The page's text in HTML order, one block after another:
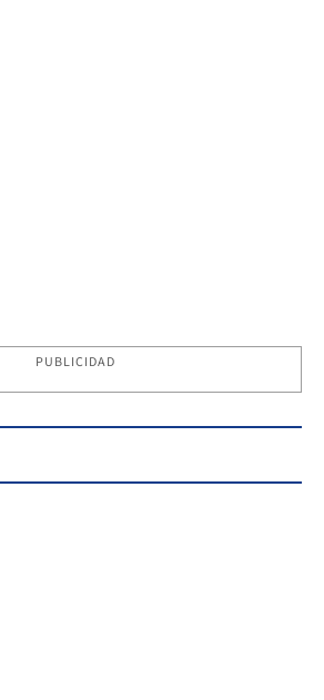
PUBLICIDAD